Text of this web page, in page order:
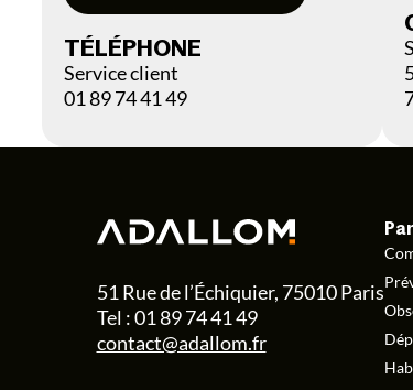
TÉLÉPHONE
Service client
01 89 74 41 49
51 Rue de l’Échiquier, 75010 Paris
Tel : 01 89 74 41 49
contact@adallom.fr